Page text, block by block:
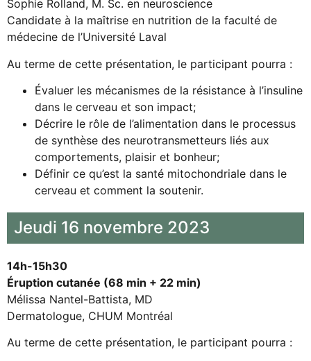
Sophie Rolland, M. Sc. en neuroscience
Candidate à la maîtrise en nutrition de la faculté de
médecine de l’Université Laval
Au terme de cette présentation, le participant pourra :
Évaluer les mécanismes de la résistance à l’insuline
dans le cerveau et son impact;
Décrire le rôle de l’alimentation dans le processus
de synthèse des neurotransmetteurs liés aux
comportements, plaisir et bonheur;
Définir ce qu’est la santé mitochondriale dans le
cerveau et comment la soutenir.
Jeudi 16 novembre 2023
14h-15h30
Éruption cutanée (68 min + 22 min)
Mélissa Nantel-Battista, MD
Dermatologue, CHUM Montréal
Au terme de cette présentation, le participant pourra :